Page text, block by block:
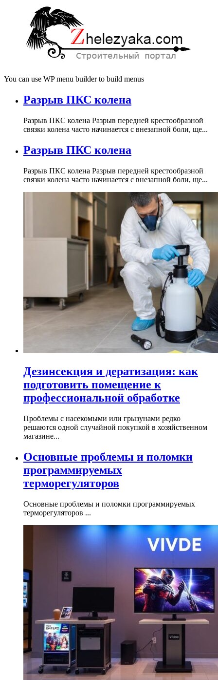
You can use WP menu builder to build menus
Разрыв ПКС колена
Разрыв ПКС колена Разрыв передней крестообразной
связки колена часто начинается с внезапной боли, ще...
Разрыв ПКС колена
Разрыв ПКС колена Разрыв передней крестообразной
связки колена часто начинается с внезапной боли, ще...
Дезинсекция и дератизация: как
подготовить помещение к
профессиональной обработке
Проблемы с насекомыми или грызунами редко
решаются одной случайной покупкой в хозяйственном
магазине...
Основные проблемы и поломки
программируемых
терморегуляторов
Основные проблемы и поломки программируемых
терморегуляторов ...